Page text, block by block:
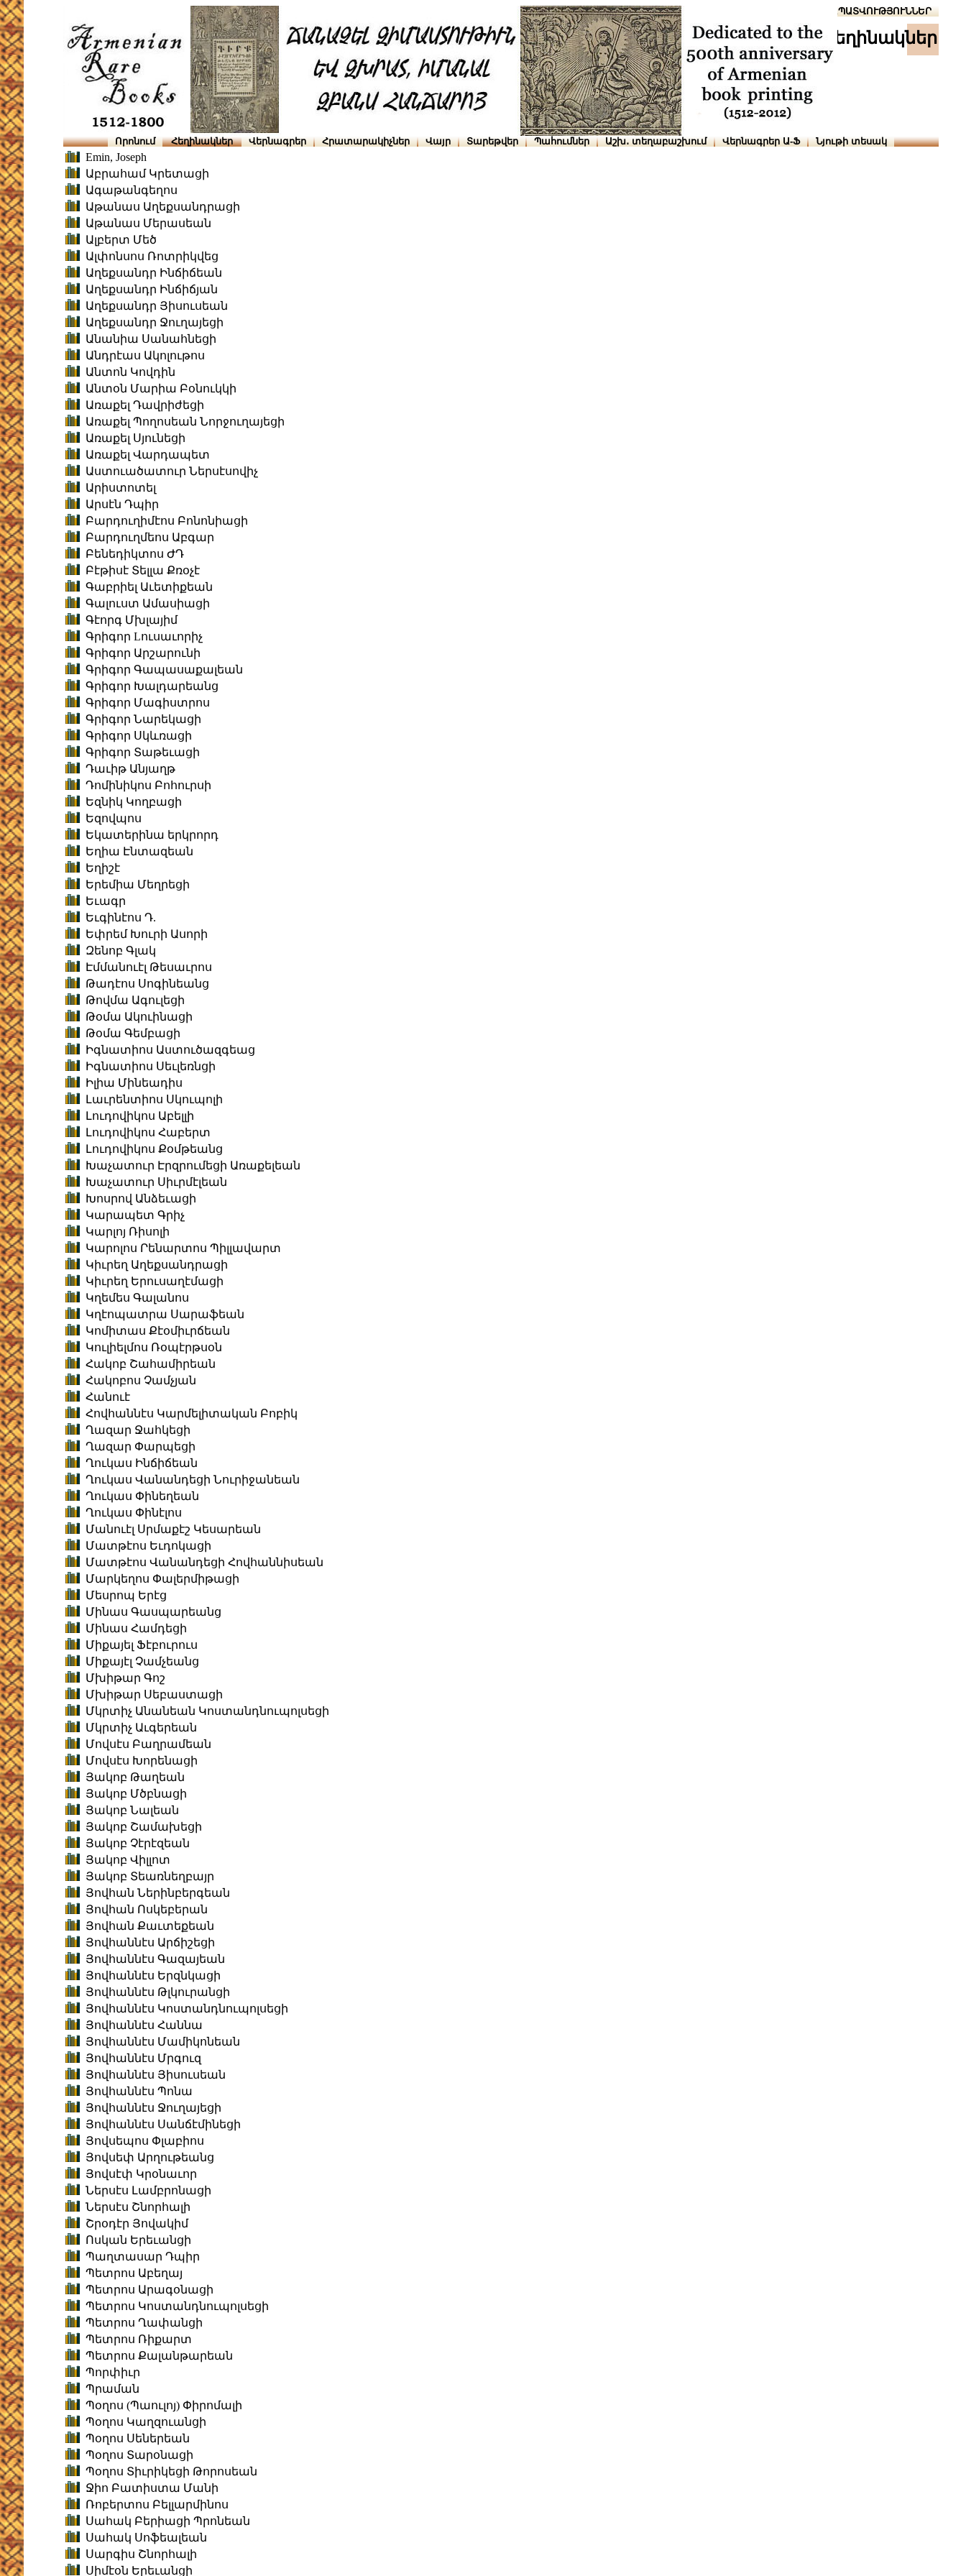
ՆԱԽԱՊԱՏՎՈՒԹՅՈՒՆՆԵՐ
հեղինակներ
Որոնում Հեղինակներ Վերնագրեր Հրատարակիչներ Վայր Տարեթվեր Պահումներ Աշխ․ տեղաբաշխում Վերնագրեր Ա-Ֆ Նյութի տեսակ
Emin, Joseph
Աբրահամ Կրետացի
Ագաթանգեղոս
Աթանաս Աղեքսանդրացի
Աթանաս Մերասեան
Ալբերտ Մեծ
Ալփոնսոս Ռոտրիկվեց
Աղեքսանդր Ինճիճեան
Աղեքսանդր Ինճիճյան
Աղեքսանդր Յիսուսեան
Աղեքսանդր Ջուղայեցի
Անանիա Սանահնեցի
Անդրէաս Ակոլութոս
Անտոն Կովդին
Անտօն Մարիա Բօնուկկի
Առաքել Դավրիժեցի
Առաքել Պողոսեան Նորջուղայեցի
Առաքել Սյունեցի
Առաքել Վարդապետ
Աստուածատուր Ներսէսովիչ
Արիստոտել
Արսէն Դպիր
Բարդուղիմէոս Բոնոնիացի
Բարդուղմեոս Աբգար
Բենեդիկտոս ԺԴ
Բէթիսէ Տելլա Քռօչէ
Գաբրիել Աւետիքեան
Գալուստ Ամասիացի
Գէորգ Մխլայիմ
Գրիգոր Lուսաւորիչ
Գրիգոր Արշարունի
Գրիգոր Գապասաքալեան
Գրիգոր Խալդարեանց
Գրիգոր Մագիստրոս
Գրիգոր Նարեկացի
Գրիգոր Սկևռացի
Գրիգոր Տաթեւացի
Դաւիթ Անյաղթ
Դոմինիկոս Բոհուրսի
Եզնիկ Կողբացի
Եզովպոս
Եկատերինա երկրորդ
Եղիա Էնտազեան
Եղիշէ
Երեմիա Մեղրեցի
Եւագր
Եւգինէոս Դ.
Եփրեմ Խուրի Ասորի
Զենոբ Գլակ
Էմմանուէլ Թեսաւրոս
Թադէոս Սոգինեանց
Թովմա Ագուլեցի
Թօմա Ակուինացի
Թօմա Գեմբացի
Իգնատիոս Աստուծազգեաց
Իգնատիոս Սեւլեռնցի
Իլիա Մինեադիս
Լաւրենտիոս Սկուպոլի
Լուդովիկոս Աբելլի
Լուդովիկոս Հաբերտ
Լուդովիկոս Քօմթեանց
Խաչատուր Էրզրումեցի Առաքելեան
Խաչատուր Սիւրմէլեան
Խոսրով Անձեւացի
Կարապետ Գրիչ
Կարլոյ Ռիսոլի
Կարոլոս Րենարտոս Պիլլավարտ
Կիւրեղ Աղեքսանդրացի
Կիւրեղ Երուսաղէմացի
Կղեմես Գալանոս
Կղէոպատրա Սարաֆեան
Կոմիտաս Քէօմիւրճեան
Կուլիելմոս Ռօպէրթսօն
Հակոբ Շահամիրեան
Հակոբոս Չամչյան
Հանուէ
Հովհաննէս Կարմելիտական Բոբիկ
Ղազար Ջահկեցի
Ղազար Փարպեցի
Ղուկաս Ինճիճեան
Ղուկաս Վանանդեցի Նուրիջանեան
Ղուկաս Փինեղեան
Ղուկաս Փինէլոս
Մանուէլ Սրմաքէշ Կեսարեան
Մատթէոս Եւդոկացի
Մատթէոս Վանանդեցի Հովհաննիսեան
Մարկեղոս Փալերմիթացի
Մեսրոպ Երէց
Մինաս Գասպարեանց
Մինաս Համդեցի
Միքայել Ֆէբուրուս
Միքայէլ Չամչեանց
Մխիթար Գոշ
Մխիթար Սեբաստացի
Մկրտիչ Անանեան Կոստանդնուպոլսեցի
Մկրտիչ Աւգերեան
Մովսէս Բաղրամեան
Մովսէս Խորենացի
Յակոբ Թաղեան
Յակոբ Մծբնացի
Յակոբ Նալեան
Յակոբ Շամախեցի
Յակոբ Չէրէզեան
Յակոբ Վիլլոտ
Յակոբ Տեառնեղբայր
Յովհան Ներինբերգեան
Յովհան Ոսկեբերան
Յովհան Քաւտեքեան
Յովհաննէս Արճիշեցի
Յովհաննէս Գազայեան
Յովհաննէս Երզնկացի
Յովհաննէս Թլկուրանցի
Յովհաննէս Կոստանդնուպոլսեցի
Յովհաննէս Հաննա
Յովհաննէս Մամիկոնեան
Յովհաննէս Մրգուզ
Յովհաննէս Յիսուսեան
Յովհաննէս Պոնա
Յովհաննէս Ջուղայեցի
Յովհաննէս Սանճէմինեցի
Յովսեպոս Փլաբիոս
Յովսեփ Արղութեանց
Յովսէփ Կրօնաւոր
Ներսէս Լամբրոնացի
Ներսէս Շնորհալի
Շրօդէր Յովակիմ
Ոսկան Երեւանցի
Պաղտասար Դպիր
Պետրոս Աբեղայ
Պետրոս Արագօնացի
Պետրոս Կոստանդնուպոլսեցի
Պետրոս Ղափանցի
Պետրոս Ռիքարտ
Պետրոս Քալանթարեան
Պորփիւր
Պրաման
Պօղոս (Պաուլոյ) Փիրոմալի
Պօղոս Կաղզուանցի
Պօղոս Սեներեան
Պօղոս Տարօնացի
Պօղոս Տիւրիկեցի Թորոսեան
Ջիո Բատիստա Մանի
Ռոբերտոս Բելլարմինոս
Սահակ Բերիացի Պրոնեան
Սահակ Սոֆեալեան
Սարգիս Շնորհալի
Սիմէօն Երեւանցի